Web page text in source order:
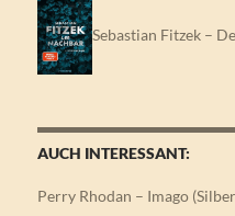
Sebastian Fitzek –
AUCH INTERESSANT:
Perry Rhodan – Imago